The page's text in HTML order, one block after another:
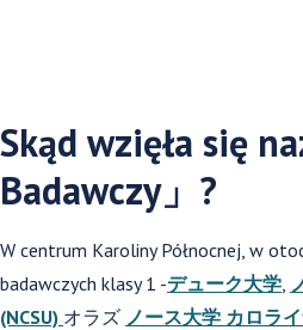
Skąd wzięła się
Badawczy」?
W centrum Karoliny Północnej, w
badawczych klasy 1 -デューク大学
(NCSU) オラズ ノース大学 カロラ